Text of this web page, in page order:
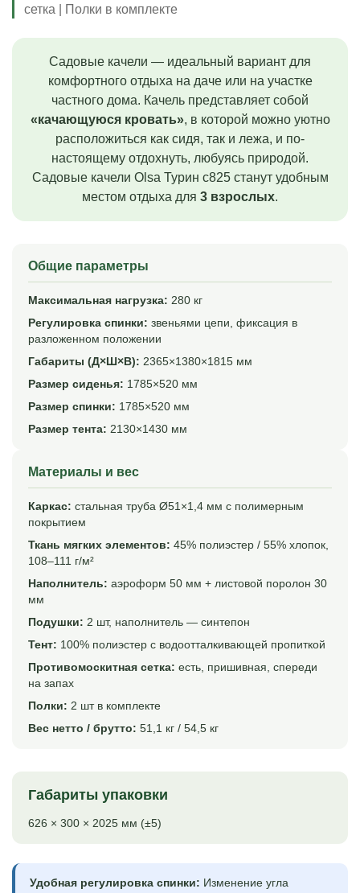
сетка | Полки в комплекте
Садовые качели — идеальный вариант для
комфортного отдыха на даче или на участке
частного дома. Качель представляет собой
«качающуюся кровать», в которой можно уютно
расположиться как сидя, так и лежа, и по-
настоящему отдохнуть, любуясь природой.
Садовые качели Olsa Турин c825 станут удобным
местом отдыха для 3 взрослых.
Общие параметры
Максимальная нагрузка: 280 кг
Регулировка спинки: звеньями цепи, фиксация в
разложенном положении
Габариты (Д×Ш×В): 2365×1380×1815 мм
Размер сиденья: 1785×520 мм
Размер спинки: 1785×520 мм
Размер тента: 2130×1430 мм
Материалы и вес
Каркас: стальная труба Ø51×1,4 мм с полимерным
покрытием
Ткань мягких элементов: 45% полиэстер / 55% хлопок,
108–111 г/м²
Наполнитель: аэроформ 50 мм + листовой поролон 30
мм
Подушки: 2 шт, наполнитель — синтепон
Тент: 100% полиэстер с водоотталкивающей пропиткой
Противомоскитная сетка: есть, пришивная, спереди
на запах
Полки: 2 шт в комплекте
Вес нетто / брутто: 51,1 кг / 54,5 кг
Габариты упаковки
626 × 300 × 2025 мм (±5)
Удобная регулировка спинки: Изменение угла